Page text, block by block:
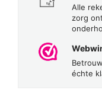
Alle
zorg
échte